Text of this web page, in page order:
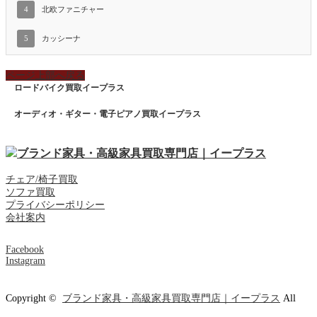
4 北欧ファニチャー
5 カッシーナ
ページ上部へ戻る
ロードバイク買取イープラス
オーディオ・ギター・電子ピアノ買取イープラス
チェア/椅子買取
ソファ買取
プライバシーポリシー
会社案内
Facebook
Instagram
Copyright © ブランド家具・高級家具買取専門店｜イープラス All